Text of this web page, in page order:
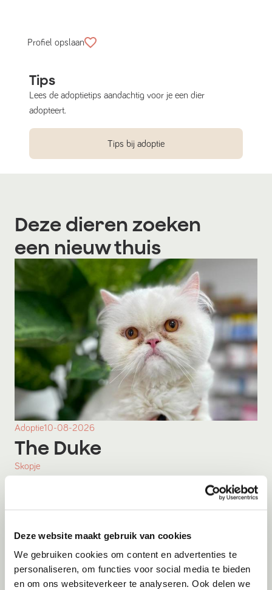
Deze website maakt gebruik van cookies
We gebruiken cookies om content en advertenties te
personaliseren, om functies voor social media te bieden
en om ons websiteverkeer te analyseren. Ook delen we
Profiel opslaan
Tips
Lees de adoptietips aandachtig voor je een dier
adopteert.
Tips bij adoptie
Deze dieren zoeken
een nieuw thuis
Adoptie10-08-2026
The Duke
Skopje